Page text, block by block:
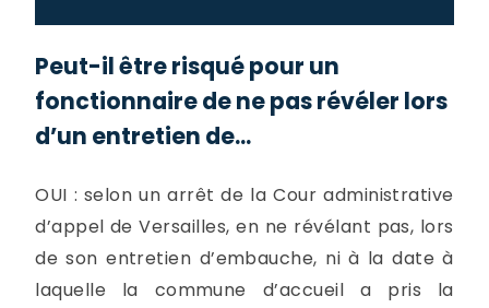
Peut-il être risqué pour un
fonctionnaire de ne pas révéler lors
d’un entretien de...
OUI : selon un arrêt de la Cour administrative
d’appel de Versailles, en ne révélant pas, lors
de son entretien d’embauche, ni à la date à
laquelle la commune d’accueil a pris la